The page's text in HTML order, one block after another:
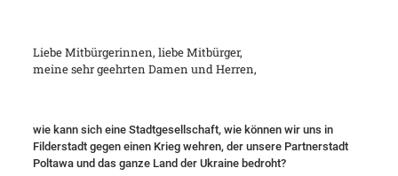
Liebe Mitbürgerinnen, liebe Mitbürger,
meine sehr geehrten Damen und Herren,
wie kann sich eine Stadtgesellschaft, wie können wir uns in
Filderstadt gegen einen Krieg wehren, der unsere Partnerstadt
Poltawa und das ganze Land der Ukraine bedroht?